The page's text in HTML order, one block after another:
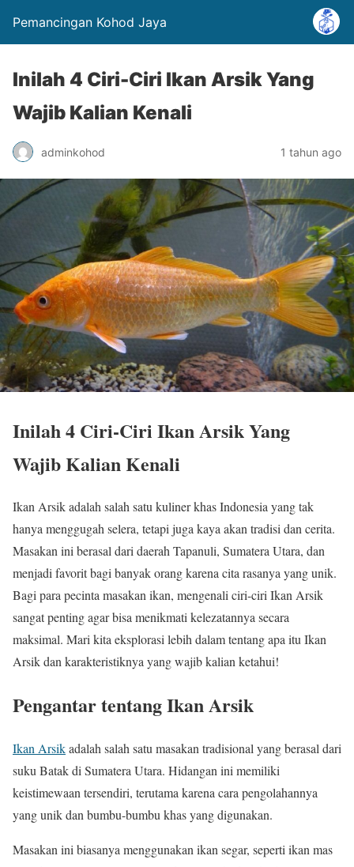
Pemancingan Kohod Jaya
Inilah 4 Ciri-Ciri Ikan Arsik Yang
Wajib Kalian Kenali
adminkohod 1 tahun ago
Inilah 4 Ciri-Ciri Ikan Arsik Yang
Wajib Kalian Kenali
Ikan Arsik adalah salah satu kuliner khas Indonesia yang tak
hanya menggugah selera, tetapi juga kaya akan tradisi dan cerita.
Masakan ini berasal dari daerah Tapanuli, Sumatera Utara, dan
menjadi favorit bagi banyak orang karena cita rasanya yang unik.
Bagi para pecinta masakan ikan, mengenali ciri-ciri Ikan Arsik
sangat penting agar bisa menikmati kelezatannya secara
maksimal. Mari kita eksplorasi lebih dalam tentang apa itu Ikan
Arsik dan karakteristiknya yang wajib kalian ketahui!
Pengantar tentang Ikan Arsik
Ikan Arsikadalah salah satu masakan tradisional yang berasal dari
suku Batak di Sumatera Utara. Hidangan ini memiliki
keistimewaan tersendiri, terutama karena cara pengolahannya
yang unik dan bumbu-bumbu khas yang digunakan.
Masakan ini biasanya menggunakan ikan segar, seperti ikan mas